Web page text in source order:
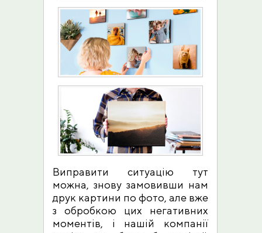
Виправити ситуацію тут
можна, знову замовивши нам
друк картини по фото, але вже
з обробкою цих негативних
моментів, і нашій компанії